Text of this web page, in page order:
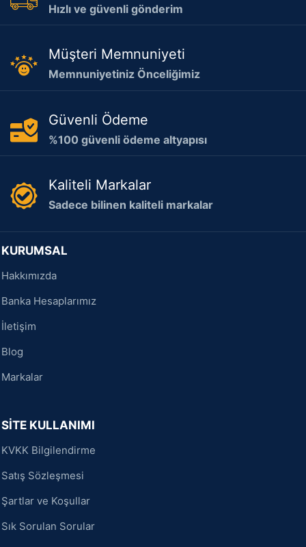
Hızlı ve güvenli gönderim
Müşteri Memnuniyeti
Memnuniyetiniz Önceliğimiz
Güvenli Ödeme
%100 güvenli ödeme altyapısı
Kaliteli Markalar
Sadece bilinen kaliteli markalar
KURUMSAL
Hakkımızda
Banka Hesaplarımız
İletişim
Blog
Markalar
SİTE KULLANIMI
KVKK Bilgilendirme
Satış Sözleşmesi
Şartlar ve Koşullar
Sık Sorulan Sorular